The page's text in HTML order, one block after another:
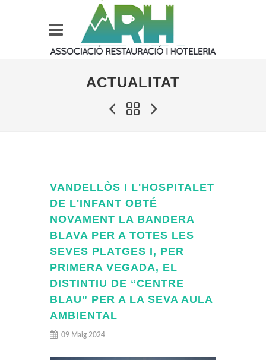
ACTUALITAT
VANDELLÒS I L'HOSPITALET
DE L'INFANT OBTÉ
NOVAMENT LA BANDERA
BLAVA PER A TOTES LES
SEVES PLATGES I, PER
PRIMERA VEGADA, EL
DISTINTIU DE “CENTRE
BLAU” PER A LA SEVA AULA
AMBIENTAL
09 Maig 2024